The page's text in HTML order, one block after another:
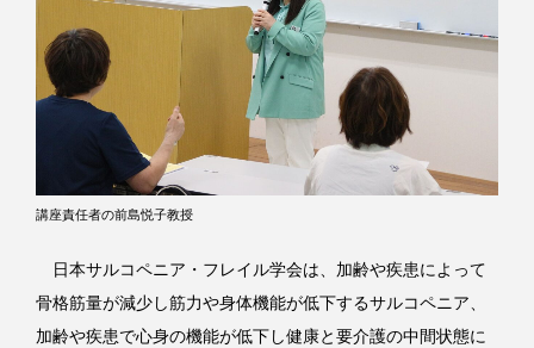
講座責任者の前島悦子教授
日本サルコペニア・フレイル学会は、加齢や疾患によって
骨格筋量が減少し筋力や身体機能が低下するサルコペニア、
加齢や疾患で心身の機能が低下し健康と要介護の中間状態に